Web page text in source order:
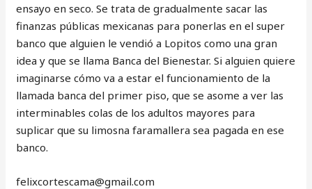
ensayo en seco. Se trata de gradualmente sacar las
finanzas públicas mexicanas para ponerlas en el super
banco que alguien le vendió a Lopitos como una gran
idea y que se llama Banca del Bienestar. Si alguien quiere
imaginarse cómo va a estar el funcionamiento de la
llamada banca del primer piso, que se asome a ver las
interminables colas de los adultos mayores para
suplicar que su limosna faramallera sea pagada en ese
banco.
‎felixcortescama@gmail.com